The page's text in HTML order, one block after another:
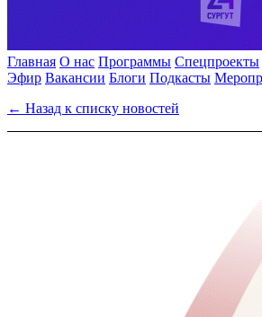
Главная О нас Программы Спецпроекты
Эфир Вакансии Блоги Подкасты
← Назад к списку новостей